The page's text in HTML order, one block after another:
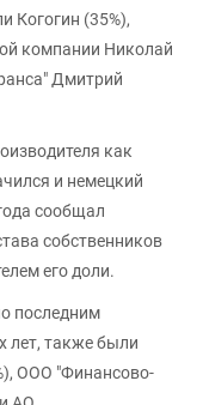
Когогин (35%),
компании Николай
Дмитрий
как
и немецкий
сообщал
собственников
его доли.
последним
лет, также были
ООО "Финансово-